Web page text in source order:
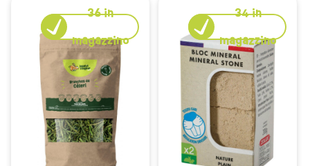
36in
magazzino
34in
magazzino